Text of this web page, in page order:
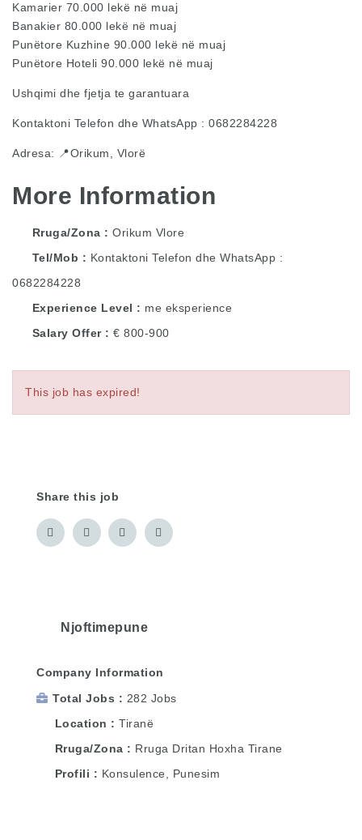
Kamarier 70.000 lekë në muaj
Banakier 80.000 lekë në muaj
Punëtore Kuzhine 90.000 lekë në muaj
Punëtore Hoteli 90.000 lekë në muaj
Ushqimi dhe fjetja te garantuara
Kontaktoni Telefon dhe WhatsApp : 0682284228
Adresa: 📍Orikum, Vlorë
More Information
Rruga/Zona
Orikum Vlore
Tel/Mob
Kontaktoni Telefon dhe WhatsApp :
0682284228
Experience Level
me eksperience
Salary Offer
€ 800-900
This job has expired!
Share this job
Njoftimepune
Company Information
Total Jobs
282 Jobs
Location
Tiranë
Rruga/Zona
Rruga Dritan Hoxha Tirane
Profili
Konsulence, Punesim